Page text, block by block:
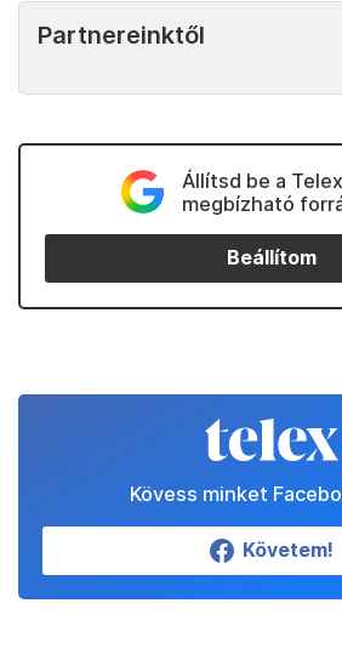
Partnereinktől
Állítsd be a
megbízható
Beállítom
Kövess minket
Követem!